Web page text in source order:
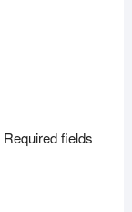
Required fields